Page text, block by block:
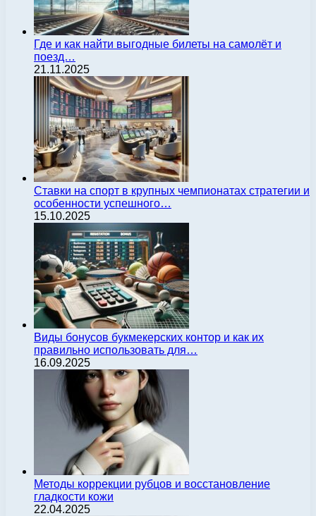
Где и как найти выгодные билеты на самолёт и
поезд…
21.11.2025
Ставки на спорт в крупных чемпионатах стратегии и
особенности успешного…
15.10.2025
Виды бонусов букмекерских контор и как их
правильно использовать для…
16.09.2025
Методы коррекции рубцов и восстановление
гладкости кожи
22.04.2025